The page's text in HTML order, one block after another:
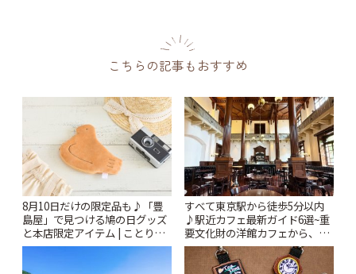
こちらの記事もおすすめ
8月10日だけの限定品も♪「豊
島屋」で見つける鳩の日グッズ
と本店限定アイテム | ことりっ
ぷ
すべて東京駅から徒歩5分以内
♪駅近カフェ最新ガイド6選~重
要文化財の洋館カフェから、改
札すぐのレトロ喫茶まで~ | こと
りっぷ